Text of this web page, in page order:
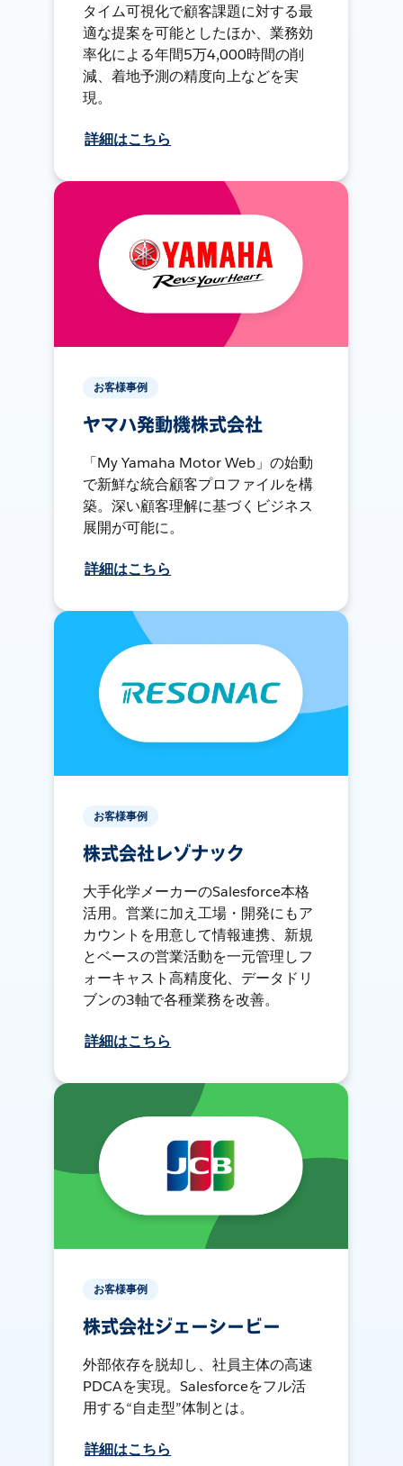
タイム可視化で顧客課題に対する最
適な提案を可能としたほか、業務効
率化による年間5万4,000時間の削
減、着地予測の精度向上などを実
現。
詳細はこちら
お客様事例
ヤマハ発動機株式会社
「My Yamaha Motor Web」の始動
で新鮮な統合顧客プロファイルを構
築。深い顧客理解に基づくビジネス
展開が可能に。
詳細はこちら
お客様事例
株式会社レゾナック
大手化学メーカーのSalesforce本格
活用。営業に加え工場・開発にもア
カウントを用意して情報連携、新規
とベースの営業活動を一元管理しフ
ォーキャスト高精度化、データドリ
ブンの3軸で各種業務を改善。
詳細はこちら
お客様事例
株式会社ジェーシービー
外部依存を脱却し、社員主体の高速
PDCAを実現。Salesforceをフル活
用する“自走型”体制とは。
詳細はこちら